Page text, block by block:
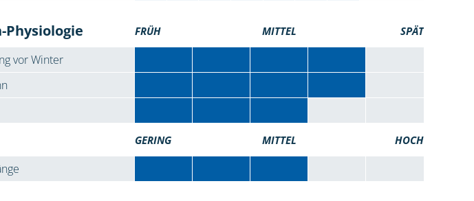
Physiologie FRÜH MITTEL SPÄT
vor Winter
GERING MITTEL HOCH